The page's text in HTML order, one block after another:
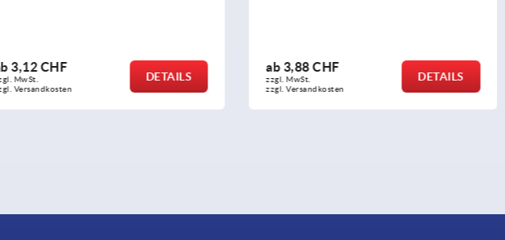
ab3,88 CHF
zzgl. MwSt.
zzgl. Versandkosten
DETAILS
ab275,97 CHF
zzgl. MwSt.
zzgl. Versandkosten
DETAILS